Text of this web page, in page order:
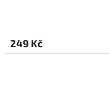
249 Kč